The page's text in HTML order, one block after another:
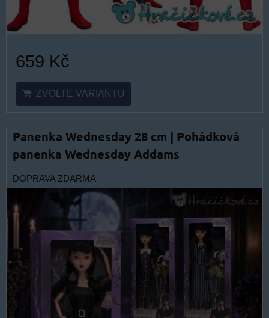
659 Kč
ZVOLTE VARIANTU
Panenka Wednesday 28 cm | Pohádková
panenka Wednesday Addams
DOPRAVA ZDARMA